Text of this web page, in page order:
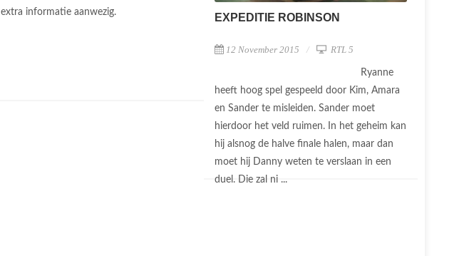
extra informatie aanwezig.
EXPEDITIE ROBINSON
12 November 2015 RTL 5
Ryanne
heeft hoog spel gespeeld door Kim, Amara
en Sander te misleiden. Sander moet
hierdoor het veld ruimen. In het geheim kan
hij alsnog de halve finale halen, maar dan
moet hij Danny weten te verslaan in een
duel. Die zal ni ...